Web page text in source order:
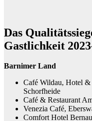
Das
Gastlichkeit
Barnimer Land
Café Wildau, Hotel &
Schorfheide
Café & Restaurant
Venezia Café,
Comfort Hotel